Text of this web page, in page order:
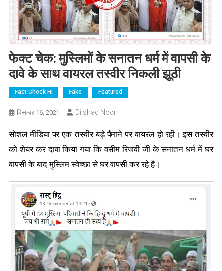
फेक्ट चेक: मुस्लिमों के सनातन धर्म में वापसी के
दावे के साथ वायरल तस्वीर निकली झूठी
Fact Check Hi Fake Featured
दिसम्बर 16, 2021 Dilshad Noor
सोशल मीडिया पर एक तस्वीर बड़े पैमाने पर वायरल हो रही। इस तस्वीर
को शेयर कर दावा किया गया कि वसीम रिजवी जी के सनातन धर्म में घर
वापसी के बाद मुस्लिम स्वेच्छा से घर वापसी कर रहे है।